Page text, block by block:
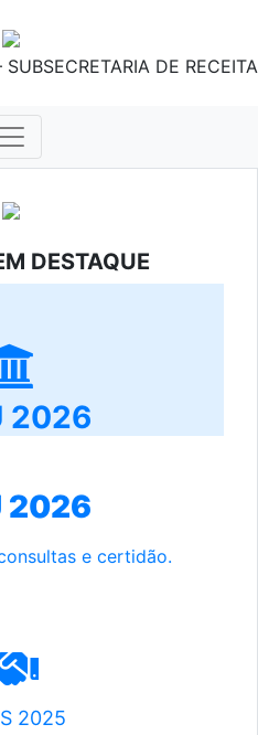
DE RECEITA
DESTAQUE
2026
2026
e certidão.
2025